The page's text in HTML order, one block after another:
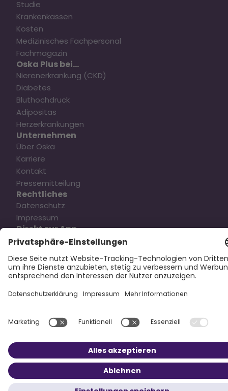
Studie
Krankenkassen
Kosten
Medizinisches Fachpersonal
Fachmagazin
Oska Plus bei...
Nierenerkrankung (CKD)
Diabetes
Bluthochdruck
Adipositas
Herzerkrankungen
Unternehmen
Über Oska
Karriere
Kontakt
Pressemitteilung
Rechtliches
Datenschutz
Impressum
Direkt zur App
Social Media